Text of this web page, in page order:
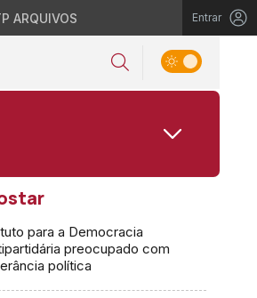
ARQUIVOS Entrar
para a Democracia
preocupado com
política